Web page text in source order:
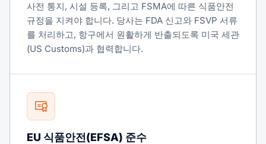
사전 통지, 시설 등록, 그리고 FSMA에 따른 식품안전
규정을 지켜야 합니다. 당사는 FDA 신고와 FSVP 서류
를 처리하고, 항구에서 원활하게 반출되도록 미국 세관
(US Customs)과 협력합니다.
EU 식품안전(EFSA) 준수